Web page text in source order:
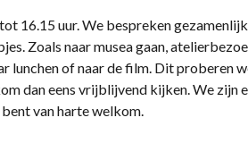
16.15 uur. We bespreken
Zoals naar musea gaan,
lunchen of naar de film. Dit proberen
dan eens vrijblijvend kijken. We zijn
van harte welkom.